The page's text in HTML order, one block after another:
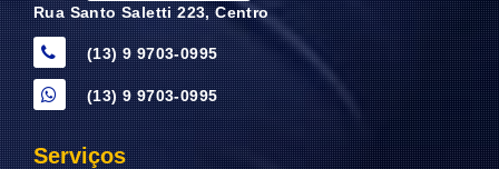
Rua Santo Saletti 223, Centro
(13) 9 9703-0995
(13) 9 9703-0995
Serviços